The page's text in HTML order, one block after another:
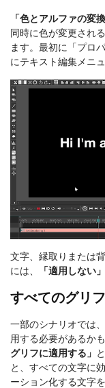
「色とアルファの変換
同時に色が変更され
ます。最初に「プロ
にテキスト編集メニ
文字、縁取りまたは
には、
「適用しない」
すべてのグリ
一部のシナリオでは
用する必要があるか
グリフに適用する」
と、すべての文字に
ーション化する文字